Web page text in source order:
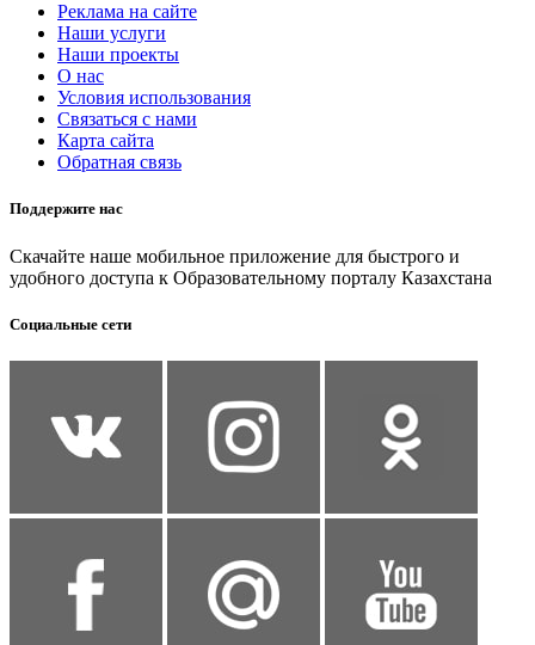
Реклама на сайте
Наши услуги
Наши проекты
О нас
Условия использования
Связаться с нами
Карта сайта
Обратная связь
Поддержите нас
Скачайте наше мобильное приложение для быстрого и
удобного доступа к Образовательному порталу Казахстана
Социальные сети